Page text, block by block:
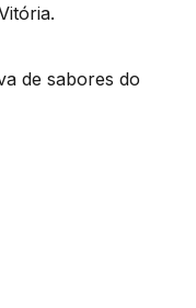
de sabores do